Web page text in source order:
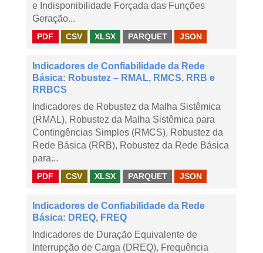
e Indisponibilidade Forçada das Funções
Geração...
PDF CSV XLSX PARQUET JSON
Indicadores de Confiabilidade da Rede
Básica: Robustez – RMAL, RMCS, RRB e
RRBCS
Indicadores de Robustez da Malha Sistêmica
(RMAL), Robustez da Malha Sistêmica para
Contingências Simples (RMCS), Robustez da
Rede Básica (RRB), Robustez da Rede Básica
para...
PDF CSV XLSX PARQUET JSON
Indicadores de Confiabilidade da Rede
Básica: DREQ, FREQ
Indicadores de Duração Equivalente de
Interrupção de Carga (DREQ), Frequência